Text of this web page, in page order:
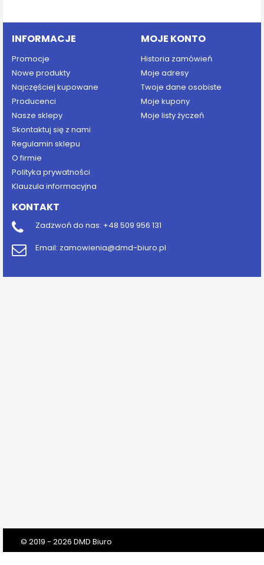
INFORMACJE
Promocje
Nowe produkty
Najczęściej kupowane
Producenci
Nasze sklepy
Skontaktuj się z nami
Regulamin sklepu
O firmie
Polityka prywatności
Klauzula informacyjna
MOJE KONTO
Historia zamówień
Moje adresy
Twoje dane osobiste
Moje kupony
Moje listy życzeń
KONTAKT
Zadzwoń do nas: +48 509 956 131
Email: zamowienia@dmd-biuro.pl
© 2019 - 2026 DMD Biuro